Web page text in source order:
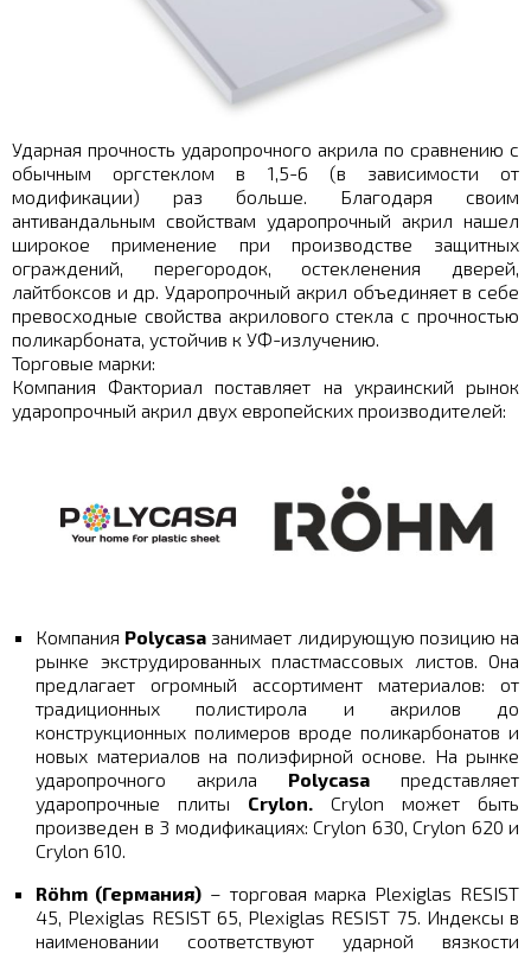
Ударная прочность ударопрочного акрила по сравнению с
обычным оргстеклом в 1,5-6 (в зависимости от
модификации) раз больше. Благодаря своим
антивандальным свойствам ударопрочный акрил нашел
широкое применение при производстве защитных
ограждений, перегородок, остекленения дверей,
лайтбоксов и др. Ударопрочный акрил объединяет в себе
превосходные свойства акрилового стекла с прочностью
поликарбоната, устойчив к УФ-излучению.
Торговые марки:
Компания Факториал поставляет на украинский рынок
ударопрочный акрил двух европейских производителей:
Компания Polycasa занимает лидирующую позицию на
рынке экструдированных пластмассовых листов. Она
предлагает огромный ассортимент материалов: от
традиционных полистирола и акрилов до
конструкционных полимеров вроде поликарбонатов и
новых материалов на полиэфирной основе. На рынке
ударопрочного акрила Polycasa представляет
ударопрочные плиты Crylon. Crylon может быть
произведен в 3 модификациях: Crylon 630, Crylon 620 и
Crylon 610.
Röhm (Германия)– торговая марка Plexiglas RESIST
45, Plexiglas RESIST 65, Plexiglas RESIST 75. Индексы в
наименовании соответствуют ударной вязкости